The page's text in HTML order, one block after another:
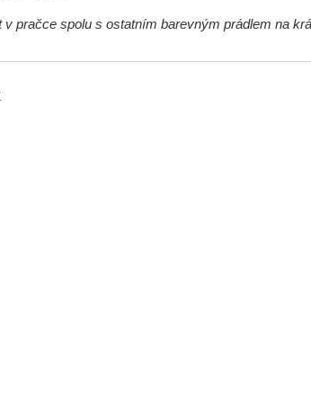
v pračce spolu s ostatním barevným prádlem na